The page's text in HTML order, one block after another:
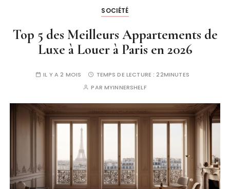
SOCIÉTÉ
Top 5 des Meilleurs Appartements de
Luxe à Louer à Paris en 2026
IL Y A 2 MOIS TEMPS DE LECTURE :22MINUTES
PAR MYINNERSHELF